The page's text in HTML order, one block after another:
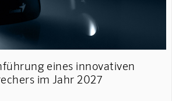
eines innovativen
im Jahr 2027